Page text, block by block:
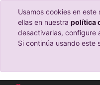
Usamos cookies en
ellas en nuestra política
desactivarlas, configure
Si continúa usando este